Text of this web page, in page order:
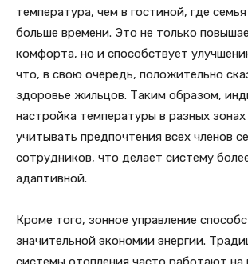
температура, чем в гостиной, где
больше времени. Это не только
комфорта, но и способствует
что, в свою очередь, положительно
здоровье жильцов. Таким образом,
настройка температуры в разных зонах
учитывать предпочтения всех членов
сотрудников, что делает систему
адаптивной.
Кроме того, зонное управление
значительной экономии энергии.